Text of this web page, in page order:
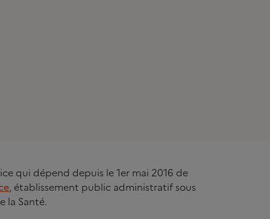
qui dépend depuis le 1er mai 2016 de
, établissement public administratif sous
la Santé.